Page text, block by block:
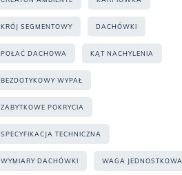
KRÓJ SEGMENTOWY DACHÓWKI
POŁAĆ DACHOWA KĄT NACHYLENIA
BEZDOTYKOWY WYPAŁ
ZABYTKOWE POKRYCIA
SPECYFIKACJA TECHNICZNA
WYMIARY DACHÓWKI WAGA JEDNOSTKOWA